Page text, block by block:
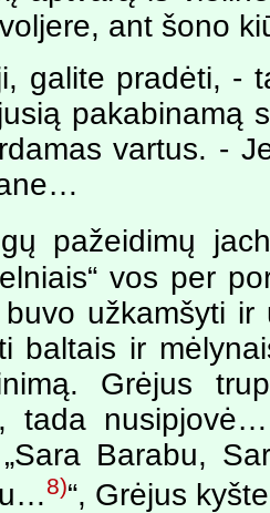
ant šono
galite pradėti, -
pakabinamą
vartus. -
pažeidimų
vos per
buvo užkamšyti
baltais ir
Grėjus
tada
Barabu,
8)“, Grėjus